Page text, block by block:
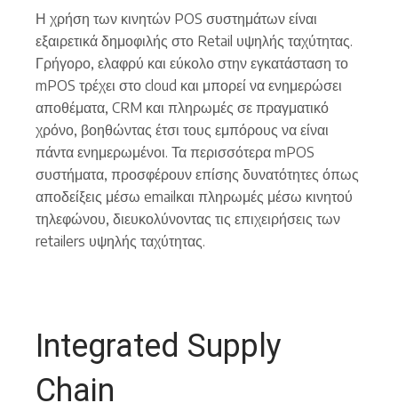
Η χρήση των κινητών POS συστημάτων είναι
εξαιρετικά δημοφιλής στο Retail υψηλής ταχύτητας.
Γρήγορο, ελαφρύ και εύκολο στην εγκατάσταση το
mPOS τρέχει στο cloud και μπορεί να ενημερώσει
αποθέματα, CRM και πληρωμές σε πραγματικό
χρόνο, βοηθώντας έτσι τους εμπόρους να είναι
πάντα ενημερωμένοι. Τα περισσότερα mPOS
συστήματα, προσφέρουν επίσης δυνατότητες όπως
αποδείξεις μέσω emailκαι πληρωμές μέσω κινητού
τηλεφώνου, διευκολύνοντας τις επιχειρήσεις των
retailers υψηλής ταχύτητας.
Integrated Supply
Chain